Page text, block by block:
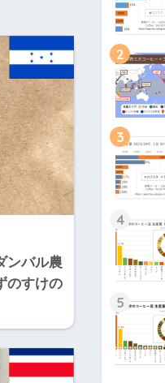
ンバル農
のすけの
2
3
4
5